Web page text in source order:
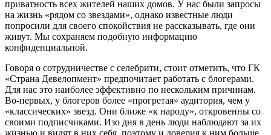
приватность всех жителей наших домов. У нас были запросы
на жизнь «рядом со звездами», однако известные люди
попросили для своего спокойствия не рассказывать, где они
живут. Мы сохраняем подобную информацию
конфиденциальной.
Говоря о сотрудничестве с селебрити, стоит отметить, что ГК
«Страна Девелопмент» предпочитает работать с блогерами.
Для нас это наиболее эффективно по нескольким причинам.
Во-первых, у блогеров более «прогретая» аудитория, чем у
«классических» звезд. Они ближе «к народу», откровенны со
своими подписчиками. Изо дня в день люди наблюдают за их
жизнью и видят в них себя, поэтому и доверия к ним больше.